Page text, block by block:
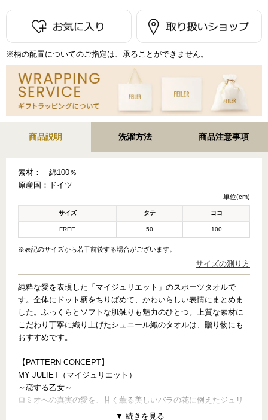
※柄の配置についてのご指定は、承ることができません。
商品説明 洗濯方法 商品注意事項
素材：
綿100％
原産国： ドイツ
単位(cm)
サイズ タテ ヨコ
FREE 50 100
※表記のサイズから若干前後する場合がございます。
サイズの測り方
純粋な愛を表現した「マイジュリエット」のスポーツタオルで
す。全体にドット柄をちりばめて、かわいらしい表情にまとめま
した。ふっくらとソフトな肌触りも魅力のひとつ。上質な素材に
こだわり丁寧に織り上げたシュニール織のタオルは、贈り物にも
おすすめです。
【PATTERN CONCEPT】
MY JULIET（マイジュリエット）
～恋する乙女～
ロミオへの真実の愛を、甘く薫る美しいバラの花に例えたジュリ
エット。恥じらいで染まる頬をピンクのグラデーションで。そし